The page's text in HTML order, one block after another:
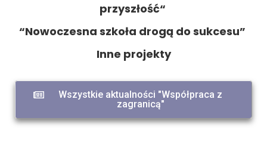
przyszłość“
“Nowoczesna szkoła drogą do sukcesu”
Inne projekty
Wszystkie aktualności "Współpraca z
zagranicą"